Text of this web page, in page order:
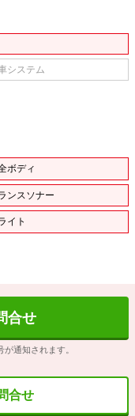
システム
ボディ
ンスソナー
イト
合せ
通知されます。
合せ